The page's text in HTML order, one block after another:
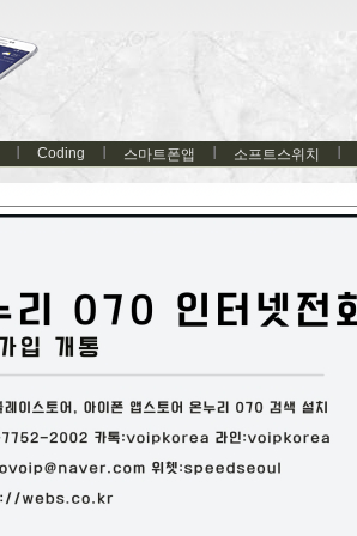
Coding 스마트폰앱 소프트스위치